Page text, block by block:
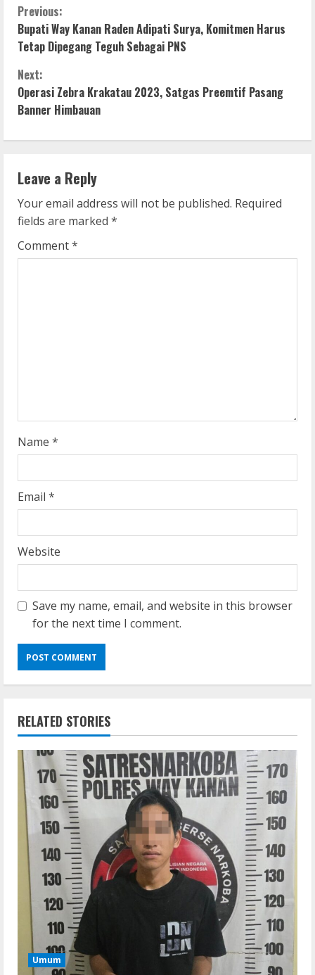
C
o
n
t
i
n
u
e
R
g
Previous:
Bupati Way Kanan Raden Adipati Surya, Komitmen Harus
Tetap Dipegang Teguh Sebagai PNS
Next:
Operasi Zebra Krakatau 2023, Satgas Preemtif Pasang
Banner Himbauan
Leave a Reply
Your email address will not be published. Required
fields are marked *
Comment*
Name *
Email *
Website
Save my name, email, and website in this browser
for the next time I comment.
RELATED STORIES
Umum